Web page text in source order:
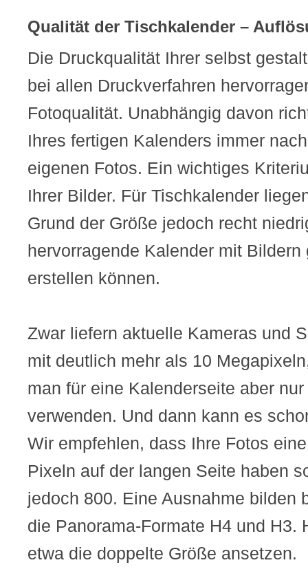
Qualität der Tischkalender –
Die Druckqualität Ihrer selbst
bei allen Druckverfahren
Fotoqualität. Unabhängig davon
Ihres fertigen Kalenders immer
eigenen Fotos. Ein wichtiges
Ihrer Bilder. Für Tischkalender
Grund der Größe jedoch recht
hervorragende Kalender mit Bildern
erstellen können.
Zwar liefern aktuelle Kameras und
mit deutlich mehr als 10
man für eine Kalenderseite aber
verwenden. Und dann kann es
Wir empfehlen, dass Ihre Fotos
Pixeln auf der langen Seite haben
jedoch 800. Eine Ausnahme bilden
die Panorama-Formate H4 und H3.
etwa die doppelte Größe ansetzen.